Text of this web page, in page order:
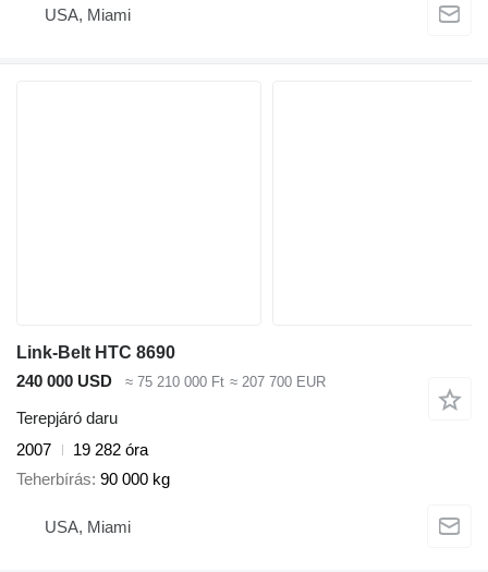
USA, Miami
Link-Belt HTC 8690
240 000 USD
≈ 75 210 000 Ft ≈ 207 700 EUR
Terepjáró daru
2007
19 282 óra
Teherbírás 90 000 kg
USA, Miami